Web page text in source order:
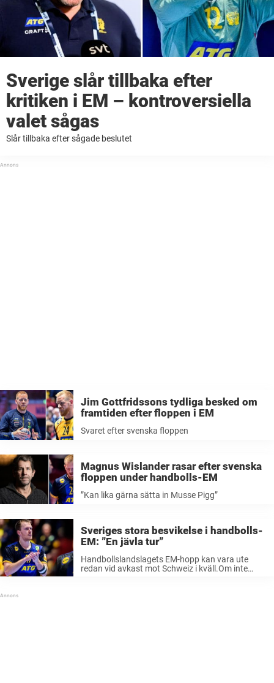
Sverige slår tillbaka efter
kritiken i EM – kontroversiella
valet sågas
Slår tillbaka efter sågade beslutet
Jim Gottfridssons tydliga besked om
framtiden efter floppen i EM
Svaret efter svenska floppen
Magnus Wislander rasar efter svenska
floppen under handbolls-EM
”Kan lika gärna sätta in Musse Pigg”
Sveriges stora besvikelse i handbolls-
EM: ”En jävla tur”
Handbollslandslagets EM-hopp kan vara ute
redan vid avkast mot Schweiz i kväll.Om inte